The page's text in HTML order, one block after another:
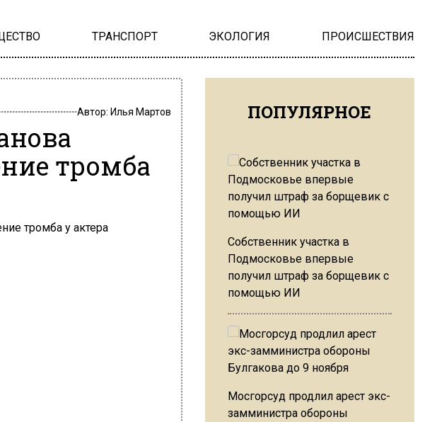
ТРАНСПОРТ ЭКОЛОГИЯ ПРОИСШЕСТВИЯ
Автор: Илья Мартов
тромба
ПОПУЛЯРНОЕ
Собственник участка в
Подмосковье впервые
получил штраф за борщевик с
помощью ИИ
Мосгорсуд продлил арест экс-
замминистра обороны